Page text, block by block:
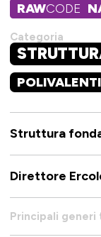
RAWCODE
Categoria
POLIVALENTI
Struttura
Direttore
Principali